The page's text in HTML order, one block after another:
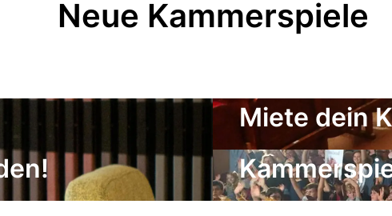
Neue Kammerspiele
Miete dein
Der